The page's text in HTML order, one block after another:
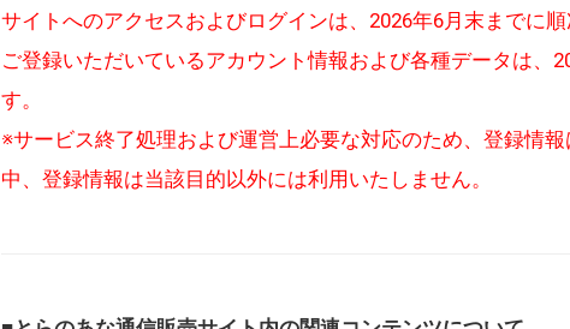
サイトへのアクセスおよびログインは、2026年6月末までに順
ご登録いただいているアカウント情報および各種データは、
す。
※サービス終了処理および運営上必要な対応のため、登録情
中、登録情報は当該目的以外には利用いたしません。